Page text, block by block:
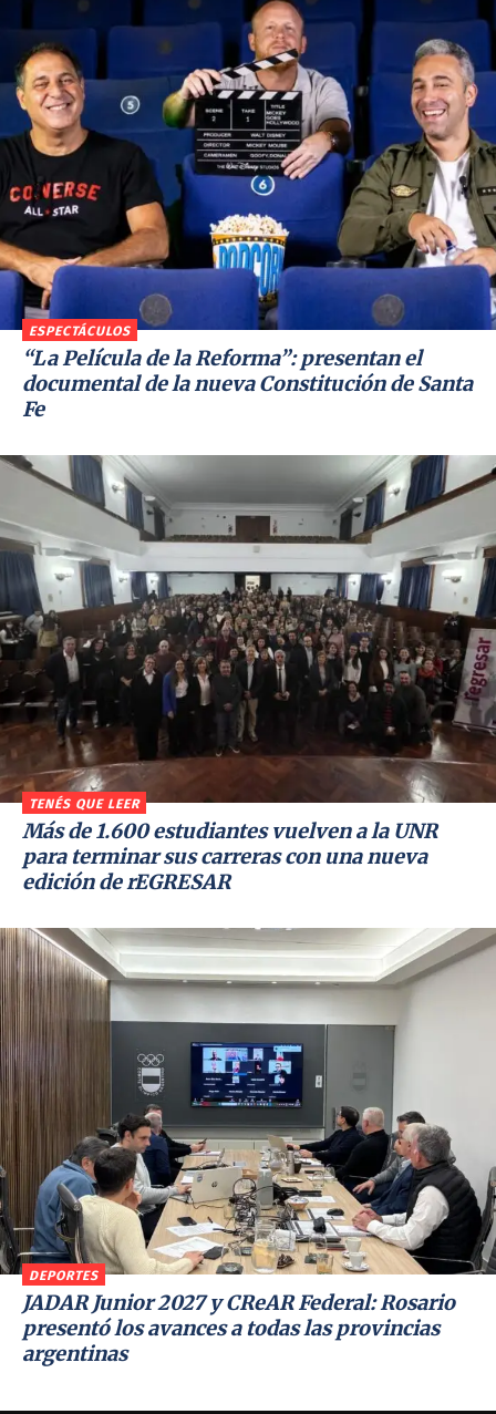
ESPECTÁCULOS
“La Película de la Reforma”: presentan el
documental de la nueva Constitución de Santa
Fe
TENÉS QUE LEER
Más de 1.600 estudiantes vuelven a la UNR
para terminar sus carreras con una nueva
edición de rEGRESAR
DEPORTES
JADAR Junior 2027 y CReAR Federal: Rosario
presentó los avances a todas las provincias
argentinas